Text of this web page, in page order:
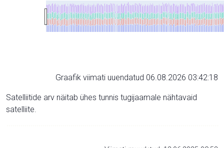
Graafik viimati uuendatud 06.08.2026 03:42:18
Satelliitide arv näitab ühes tunnis tugijaamale nähtavaid
satelliite.